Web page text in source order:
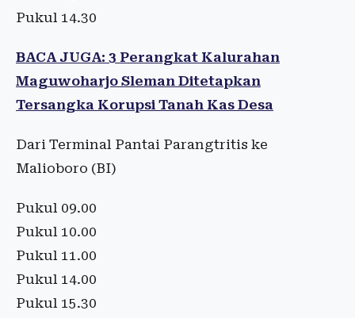
Pukul 14.30
BACA JUGA: 3 Perangkat Kalurahan
Maguwoharjo Sleman Ditetapkan
Tersangka Korupsi Tanah Kas Desa
Dari Terminal Pantai Parangtritis ke
Malioboro (BI)
Pukul 09.00
Pukul 10.00
Pukul 11.00
Pukul 14.00
Pukul 15.30